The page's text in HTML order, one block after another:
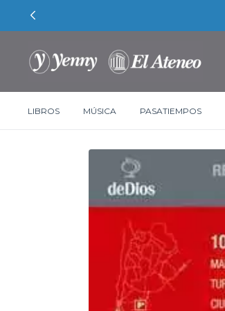
LIBROS MÚSICA PASATIEMPOS